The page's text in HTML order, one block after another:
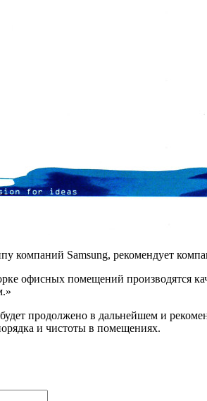
компаний Samsung, рекомендует
офисных помещений производятся
продолжено в дальнейшем и
и чистоты в помещениях.